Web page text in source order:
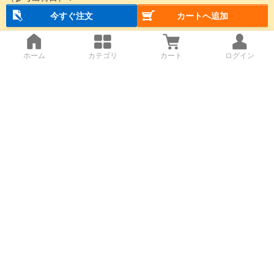
今すぐ注文
カートへ追加
ホーム カテゴリ カート ログイン